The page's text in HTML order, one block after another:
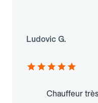
Ludovic G.
Chauffeur